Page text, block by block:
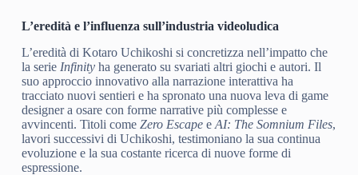
L’eredità e l’influenza sull’industria videoludica
L’eredità di Kotaro Uchikoshi si concretizza nell’impatto che
la serie Infinityha generato su svariati altri giochi e autori. Il
suo approccio innovativo alla narrazione interattiva ha
tracciato nuovi sentieri e ha spronato una nuova leva di game
designer a osare con forme narrative più complesse e
avvincenti. Titoli come Zero Escapee AI: The Somnium Files,
lavori successivi di Uchikoshi, testimoniano la sua continua
evoluzione e la sua costante ricerca di nuove forme di
espressione.